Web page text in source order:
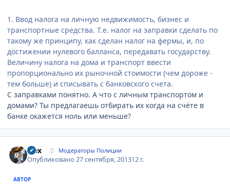
1. Ввод налога на личную недвижимость, бизнес и
транспортные средства. Т.е. налог на заправки сделать по
такому же принципу, как сделан налог на фермы, и, по
достижении нулевого балланса, передавать государству.
Величину налога на дома и транспорт ввести
пропорционально их рыночной стоимости (чем дороже -
тем больше) и списывать с банковского счета.
С заправками понятно. А что с личным транспортом и
домами? Ты предлагаешь отбирать их когда на счёте в
банке окажется ноль или меньше?
wex Модераторы Полиции
Опубликовано27 сентября, 201312 г.
АВТОР